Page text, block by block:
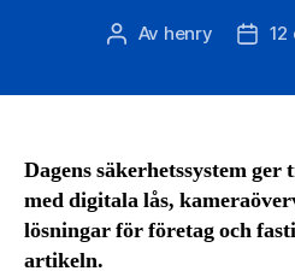
Inläggsförfattare
Av henry 12
Dagens säkerhetssystem
med digitala lås,
lösningar för företag och
artikeln.